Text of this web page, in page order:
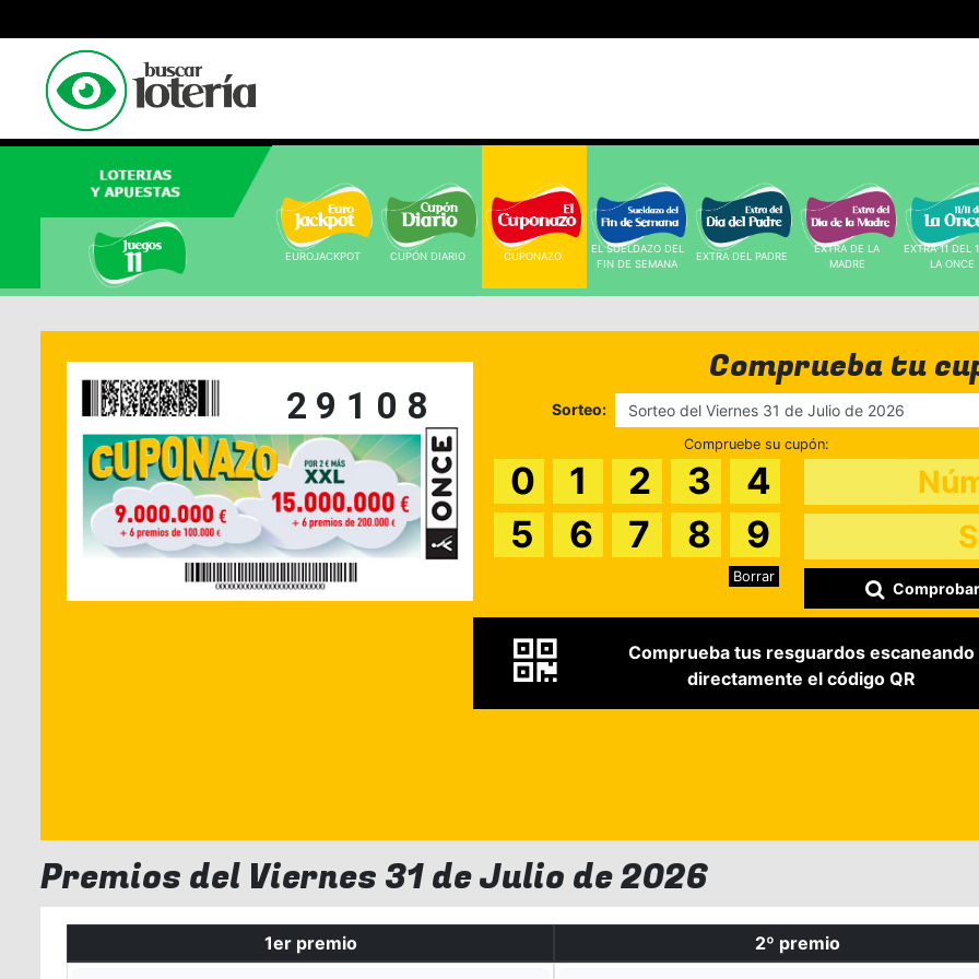
EUROJACKPOT CUPÓN DIARIO CUPONAZO
EL SUELDAZO DEL
FIN DE SEMANA
EXTRA DEL PADRE
EXTRA DE LA
MADRE
EXTRA 11 DEL
LA ONCE
29108
Comprueba tu
Sorteo:
Compruebe su cupón:
0 1 2 3
4
5
6 7 8 9
Borrar
Comprueba tus resguardos escaneando
directamente el código QR
Premios del Viernes 31 de Julio de 2026
1er premio 2º premio